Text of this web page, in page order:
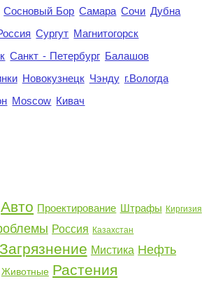
Сосновый Бор Самара Сочи Дубна
Сургут Магнитогорск
Санкт - Петербург Балашов
Новокузнецк Чэнду г.Вологда
Moscow Кивач
Авто Проектирование Штрафы Киргизия
Россия Казахстан
Загрязнение Мистика Нефть
Животные Растения